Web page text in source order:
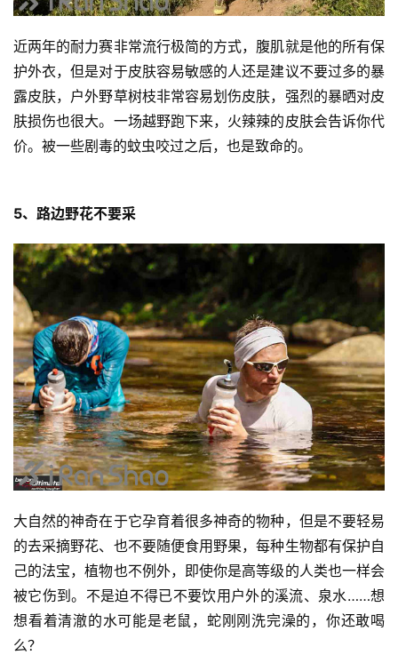
练
视
频
精
运
动
集
近两年的耐力赛非常流行极简的方式，腹肌就是他的所有保
护外衣，但是对于皮肤容易敏感的人还是建议不要过多的暴
露皮肤，户外野草树枝非常容易划伤皮肤，强烈的暴晒对皮
肤损伤也很大。一场越野跑下来，火辣辣的皮肤会告诉你代
价。被一些剧毒的蚊虫咬过之后，也是致命的。
5、路边野花不要采
大自然的神奇在于它孕育着很多神奇的物种，但是不要轻易
的去采摘野花、也不要随便食用野果，每种生物都有保护自
己的法宝，植物也不例外，即使你是高等级的人类也一样会
被它伤到。不是迫不得已不要饮用户外的溪流、泉水……想
想看着清澈的水可能是老鼠，蛇刚刚洗完澡的，你还敢喝
么？